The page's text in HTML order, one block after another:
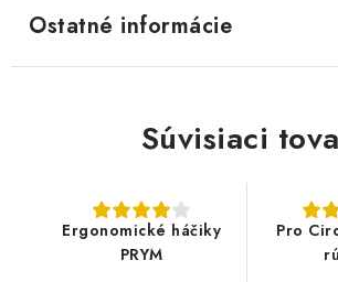
Ostatné informácie
Súvisiaci
Ergonomické háčiky
PRYM
Pro